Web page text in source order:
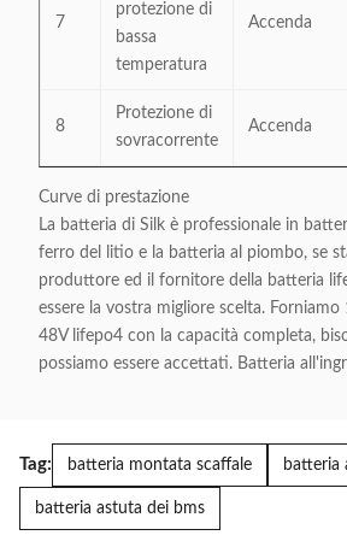
7
protezione di
bassa
temperatura
Accenda
8
Protezione di
sovracorrente
Accenda
Curve di prestazione
La batteria di Silk è professionale in
ferro del litio e la batteria al piombo, se
produttore ed il fornitore della batteria
essere la vostra migliore scelta.
48V lifepo4 con la capacità completa,
possiamo essere accettati. Batteria
Tag: batteria montata scaffale batteria
batteria astuta dei bms